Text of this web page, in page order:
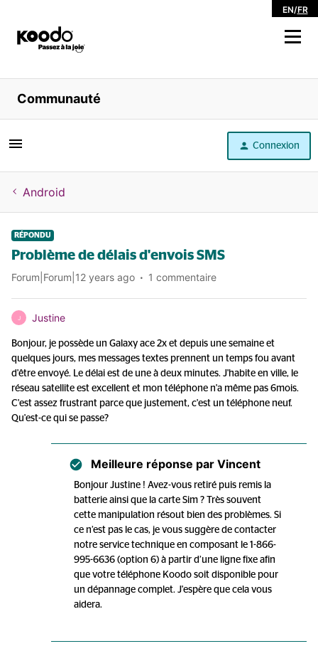
EN/FR
Magasiner
Libre service
Aide
Communauté
Connexion
Android
RÉPONDU
Problème de délais d'envois SMS
Forum|Forum|12 years ago 1 commentaire
J Justine
Bonjour, je possède un Galaxy ace 2x et depuis une semaine et
quelques jours, mes messages textes prennent un temps fou avant
d'être envoyé. Le délai est de une à deux minutes. J'habite en ville, le
réseau satellite est excellent et mon téléphone n'a même pas 6mois.
C'est assez frustrant parce que justement, c'est un téléphone neuf.
Qu'est-ce qui se passe?
Meilleure réponse par Vincent
Bonjour Justine ! Avez-vous retiré puis remis la
batterie ainsi que la carte Sim ? Très souvent
cette manipulation résout bien des problèmes. Si
ce n’est pas le cas, je vous suggère de contacter
notre service technique en composant le 1-866-
995-6636 (option 6) à partir d’une ligne fixe afin
que votre téléphone Koodo soit disponible pour
un dépannage complet. J'espère que cela vous
aidera.